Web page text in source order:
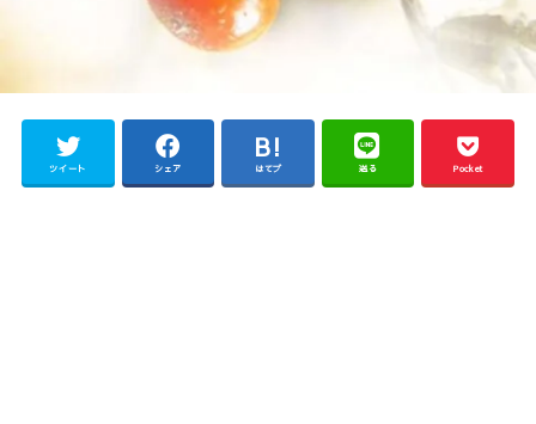
ツイート シェア はてブ 送る Pocket